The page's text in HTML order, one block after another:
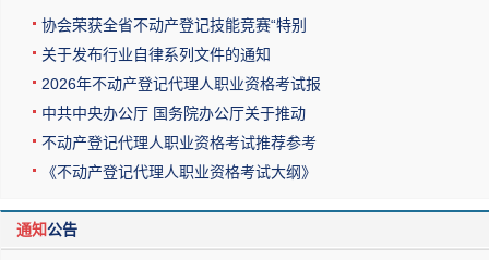
协会荣获全省不动产登记技能竞赛“特别
关于发布行业自律系列文件的通知
2026年不动产登记代理人职业资格考试报
中共中央办公厅 国务院办公厅关于推动
不动产登记代理人职业资格考试推荐参考
《不动产登记代理人职业资格考试大纲》
通知公告